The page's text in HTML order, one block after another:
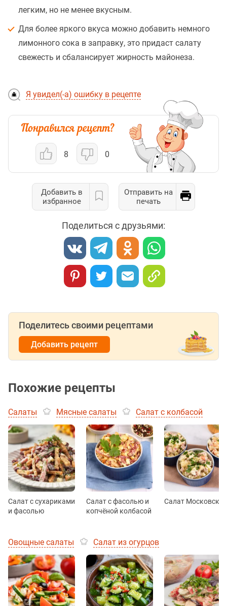
легким, но не менее вкусным.
Для более яркого вкуса можно добавить немного
лимонного сока в заправку, это придаст салату
свежесть и сбалансирует жирность майонеза.
Я увидел(-а) ошибку в рецепте
8 0
Добавить в
избранное
Отправить на
печать
Поделиться с друзьями:
Поделитесь своими рецептами
Добавить рецепт
Похожие рецепты
Салаты Мясные салаты Салат с колбасой
Салат с сухариками
и фасолью
Салат с фасолью и
копчёной колбасой
Салат Московский
Овощные салаты Салат из огурцов